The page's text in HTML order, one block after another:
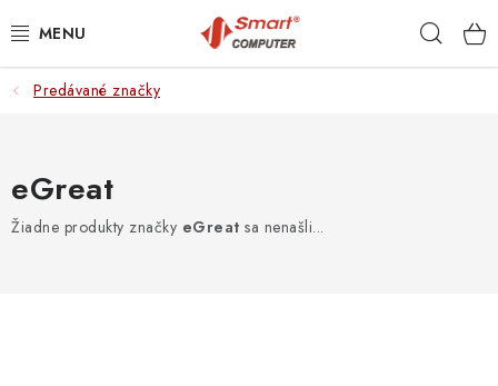
na
NOTEBOOKY
Predávané značky
eGreat
Žiadne produkty značky eGreat sa nenašli...